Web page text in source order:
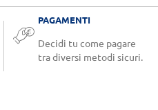
PAGAMENTI
Decidi tu come pagare
tra diversi metodi sicuri.